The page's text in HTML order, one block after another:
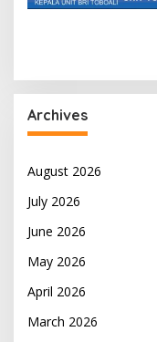
Archives
August 2026
July 2026
June 2026
May 2026
April 2026
March 2026